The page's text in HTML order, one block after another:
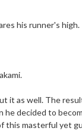
his runner's high.
decided to
this masterful yet